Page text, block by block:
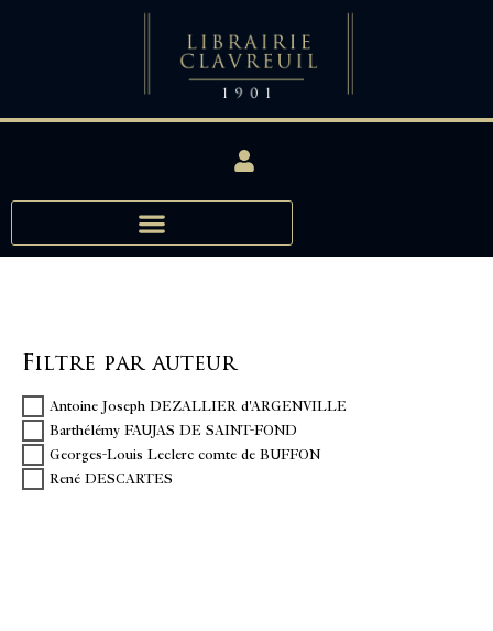
Filtre par auteur
Antoine Joseph DEZALLIER d'ARGENVILLE
Barthélémy FAUJAS DE SAINT-FOND
Georges-Louis Leclerc comte de BUFFON
René DESCARTES